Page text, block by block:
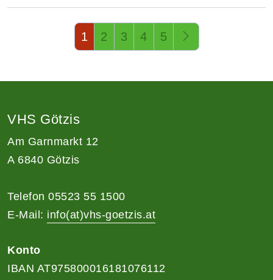
1 2 3 4 5
VHS Götzis
Am Garnmarkt 12
A 6840 Götzis
Telefon 05523 55 1500
E-Mail: info(at)vhs-goetzis.at
Konto
IBAN AT975800016181076112